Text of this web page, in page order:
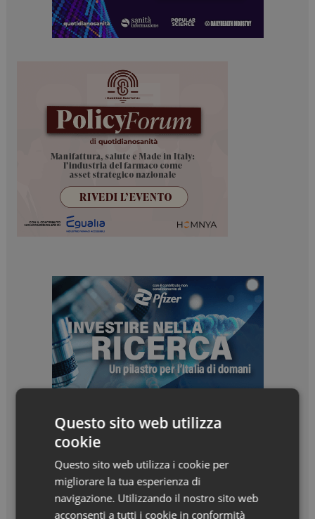
Questo sito web utilizza
cookie
Questo sito web utilizza i cookie per
migliorare la tua esperienza di
navigazione. Utilizzando il nostro sito web
acconsenti a tutti i cookie in conformità